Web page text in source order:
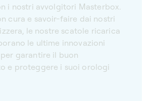
i nostri avvolgitori Masterbox.
cura e savoir-faire dai nostri
le nostre scatole ricarica
le ultime innovazioni
garantire il buon
e proteggere i suoi orologi